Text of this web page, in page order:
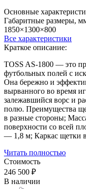
Основные
Габаритные размеры,
1850×1300×800
Все характеристики
Краткое описание:
TOSS AS-1800 — это
футбольных полей с
Она бережно и
вырванного во время
залежавшийся ворс и
полю. Преимущества
в разные стороны;
поверхности со всей
— 1,8 м; Каркас щетки
Читать полностью
Стоимость
246 500 ₽
В наличии